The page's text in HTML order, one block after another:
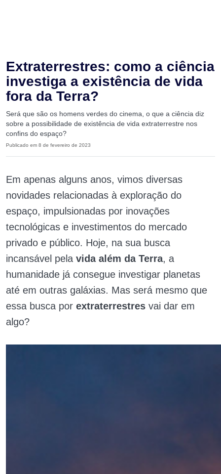
Extraterrestres: como a ciência
investiga a existência de vida
fora da Terra?
Será que são os homens verdes do cinema, o que a ciência diz
sobre a possibilidade de existência de vida extraterrestre nos
confins do espaço?
Publicado em 8 de fevereiro de 2023
Em apenas alguns anos, vimos diversas
novidades relacionadas à exploração do
espaço, impulsionadas por inovações
tecnológicas e investimentos do mercado
privado e público. Hoje, na sua busca
incansável pela vida além da Terra, a
humanidade já consegue investigar planetas
até em outras galáxias. Mas será mesmo que
essa busca por extraterrestres vai dar em
algo?